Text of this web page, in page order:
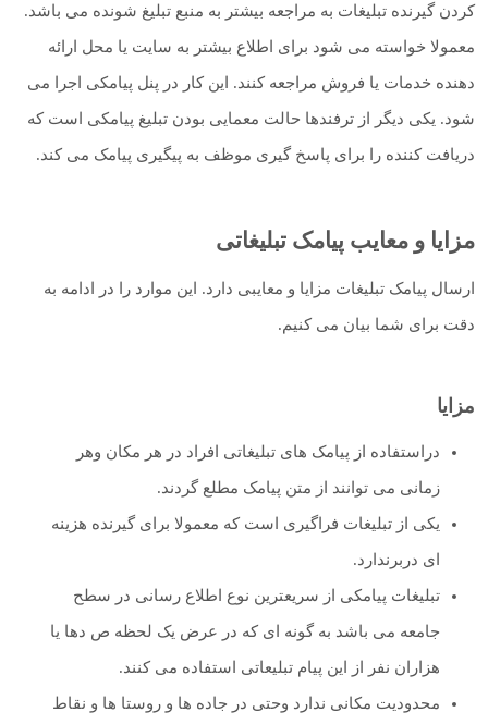
کردن گیرنده تبلیغات به مراجعه بیشتر به منبع تبلیغ شونده می باشد.
معمولا خواسته می شود برای اطلاع بیشتر به سایت یا محل ارائه
دهنده خدمات یا فروش مراجعه کنند. این کار در پنل پیامکی اجرا می
شود. یکی دیگر از ترفندها حالت معمایی بودن تبلیغ پیامکی است که
دریافت کننده را برای پاسخ گیری موظف به پیگیری پیامک می کند.
مزایا و معایب پیامک تبلیغاتی
ارسال پیامک تبلیغات مزایا و معایبی دارد. این موارد را در ادامه به
دقت برای شما بیان می کنیم.
مزایا
دراستفاده از پیامک های تبلیغاتی افراد در هر مکان وهر
زمانی می توانند از متن پیامک مطلع گردند.
یکی از تبلیغات فراگیری است که معمولا برای گیرنده هزینه
ای دربرندارد.
تبلیغات پیامکی از سریعترین نوع اطلاع رسانی در سطح
جامعه می باشد به گونه ای که در عرض یک لحظه ص دها یا
هزاران نفر از این پیام تبلیعاتی استفاده می کنند.
محدودیت مکانی ندارد وحتی در جاده ها و روستا ها و نقاط